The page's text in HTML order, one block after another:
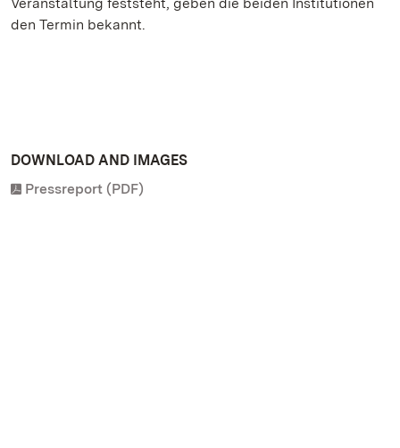
den Termin bekannt.
DOWNLOAD AND IMAGES
Pressreport (PDF)